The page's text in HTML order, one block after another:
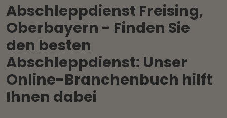
Abschleppdienst Freising,
Oberbayern - Finden Sie
den besten
Abschleppdienst: Unser
Online-Branchenbuch hilft
Ihnen dabei